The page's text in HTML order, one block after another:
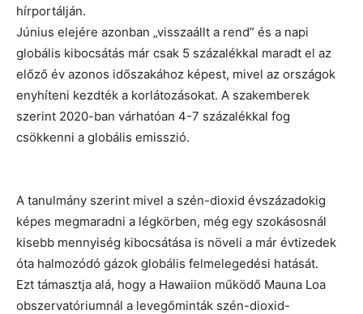
hírportálján.
Június elejére azonban „visszaállt a rend” és a napi
globális kibocsátás már csak 5 százalékkal maradt el az
előző év azonos időszakához képest, mivel az országok
enyhíteni kezdték a korlátozásokat. A szakemberek
szerint 2020-ban várhatóan 4-7 százalékkal fog
csökkenni a globális emisszió.
A tanulmány szerint mivel a szén-dioxid évszázadokig
képes megmaradni a légkörben, még egy szokásosnál
kisebb mennyiség kibocsátása is növeli a már évtizedek
óta halmozódó gázok globális felmelegedési hatását.
Ezt támasztja alá, hogy a Hawaiion működő Mauna Loa
obszervatóriumnál a levegőminták szén-dioxid-